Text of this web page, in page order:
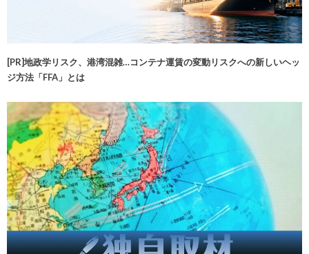
[PR]地政学リスク、港湾混雑…コンテナ運賃の変動リスクへの新しいヘッ
ジ方法「FFA」とは